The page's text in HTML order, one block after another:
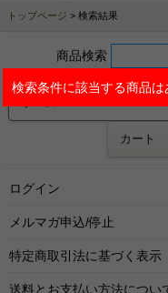
トップページ > 検索結果
検索条件に該当する商品は
商品検索
カート
ログイン
メルマガ申込/停止
特定商取引法に基づく表示
送料とお支払い方法につい